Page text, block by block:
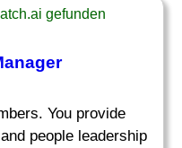
gefunden
You provide
people leadership